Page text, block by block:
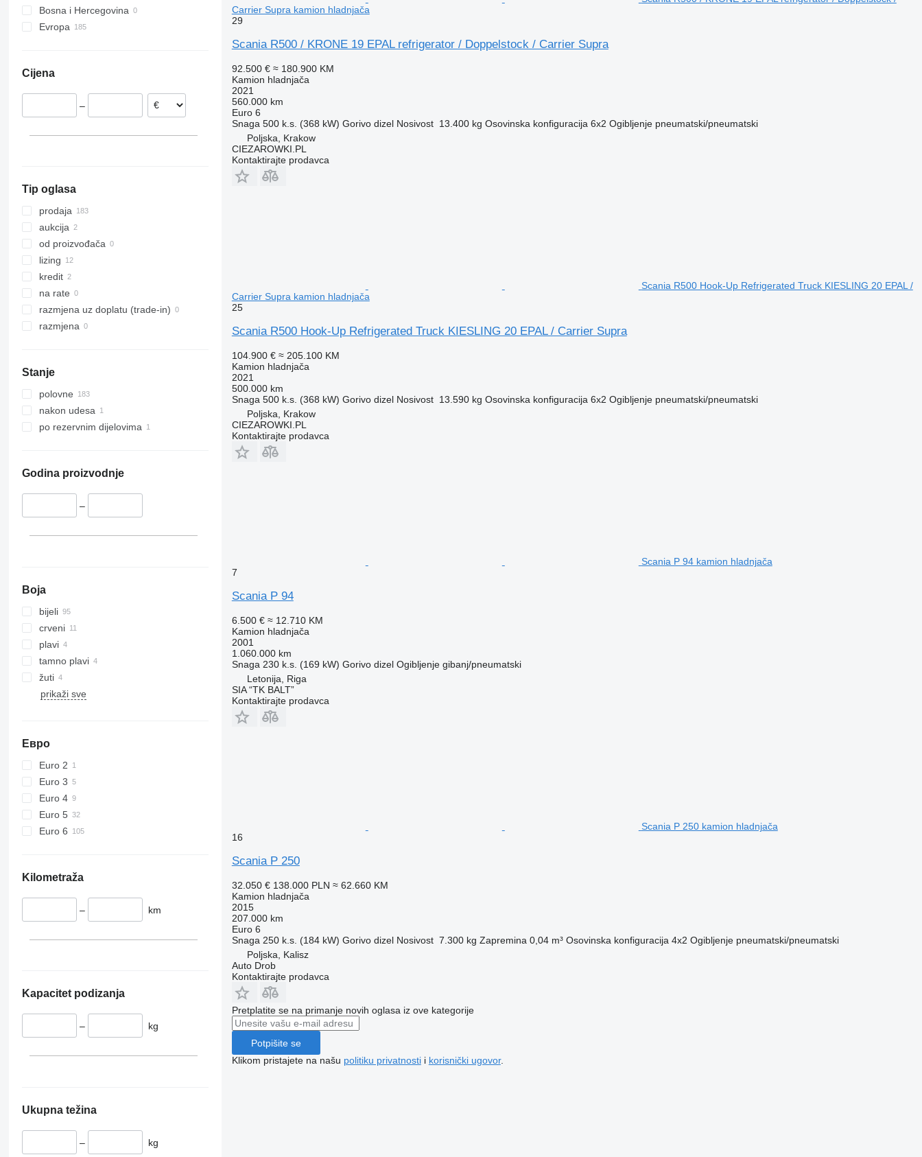
P320
P360
P450
P500
R470
R480
R580
R660
Bosna i Hercegovina
Evropa
Mađarska
Njemačka
Cijena
–
Tip oglasa
prodaja
aukcija
od proizvođača
lizing
kredit
na rate
razmjena uz doplatu (trade-in)
razmjena
Stanje
polovne
nakon udesa
po rezervnim dijelovima
Godina proizvodnje
–
Boja
bijeli
crveni
plavi
tamno plavi
žuti
prikaži sve
Евро
Euro 2
Euro 3
Euro 4
Euro 5
Euro 6
Kilometraža
– km
Kapacitet podizanja
– kg
Ukupna težina
– kg
Carrier Supra kamion hladnjača
29
Scania R500 / KRONE 19 EPAL refrigerator / Doppelstock / Carrier Supra
92.500 € ≈ 180.900 KM
Kamion hladnjača
2021
560.000 km
Euro 6
Snaga 500 k.s. (368 kW) Gorivo dizel Nosivost 13.400 kg Osovinska konfiguracija 6x2 Ogibljenje pneumatski/pneumatski
Poljska, Krakow
CIEZAROWKI.PL
Kontaktirajte prodavca
Scania R500 Hook-Up Refrigerated Truck KIESLING 20 EPAL /
Carrier Supra kamion hladnjača
25
Scania R500 Hook-Up Refrigerated Truck KIESLING 20 EPAL / Carrier Supra
104.900 € ≈ 205.100 KM
Kamion hladnjača
2021
500.000 km
Snaga 500 k.s. (368 kW) Gorivo dizel Nosivost 13.590 kg Osovinska konfiguracija 6x2 Ogibljenje pneumatski/pneumatski
Poljska, Krakow
CIEZAROWKI.PL
Kontaktirajte prodavca
Scania P 94 kamion hladnjača
7
Scania P 94
6.500 € ≈ 12.710 KM
Kamion hladnjača
2001
1.060.000 km
Snaga 230 k.s. (169 kW) Gorivo dizel Ogibljenje gibanj/pneumatski
Letonija, Riga
SIA “TK BALT”
Kontaktirajte prodavca
Scania P 250 kamion hladnjača
16
Scania P 250
32.050 € 138.000 PLN ≈ 62.660 KM
Kamion hladnjača
2015
207.000 km
Euro 6
Snaga 250 k.s. (184 kW) Gorivo dizel Nosivost 7.300 kg Zapremina 0,04 m³ Osovinska konfiguracija 4x2 Ogibljenje pneumatski/pneumatski
Poljska, Kalisz
Auto Drob
Kontaktirajte prodavca
Pretplatite se na primanje novih oglasa iz ove kategorije
Potpišite se
Klikom pristajete na našu politiku privatnostii korisnički ugovor.